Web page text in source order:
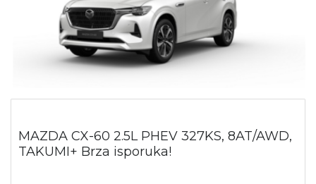
MAZDA CX-60 2.5L PHEV 327KS, 8AT/AWD,
TAKUMI+ Brza isporuka!